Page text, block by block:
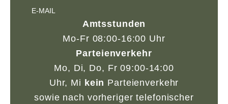
E-MAIL
Amtsstunden
Mo-Fr 08:00-16:00 Uhr
Parteienverkehr
Mo, Di, Do, Fr 09:00-14:00
Uhr, Mi kein Parteienverkehr
sowie nach vorheriger telefonischer